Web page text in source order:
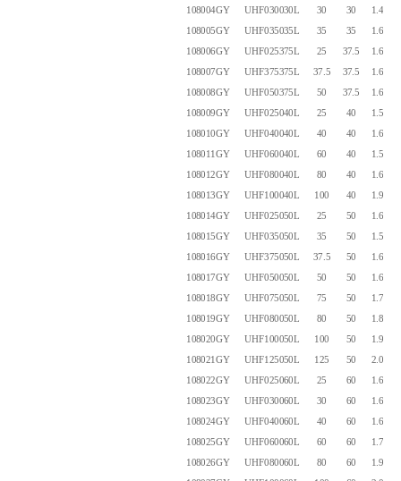
108004GY
UHF030030L 30 30
1.40
108005GY
UHF035035L 35 35
1.60
108006GY
UHF025375L 25 37.5
1.60
108007GY
UHF375375L 37.5 37.5
1.60
108008GY
UHF050375L 50 37.5
1.60
108009GY
UHF025040L 25 40
1.50
108010GY
UHF040040L 40 40
1.60
108011GY
UHF060040L 60 40
1.50
108012GY
UHF080040L 80 40
1.60
108013GY
UHF100040L 100 40
1.90
108014GY
UHF025050L 25 50
1.60
108015GY
UHF035050L 35 50
1.50
108016GY
UHF375050L 37.5 50
1.60
108017GY
UHF050050L 50 50
1.60
108018GY
UHF075050L 75 50
1.70
108019GY
UHF080050L 80 50
1.80
108020GY
UHF100050L 100 50
1.90
108021GY
UHF125050L 125 50
2.00
108022GY
UHF025060L 25 60
1.60
108023GY
UHF030060L 30 60
1.65
108024GY
UHF040060L 40 60
1.60
108025GY
UHF060060L 60 60
1.70
108026GY
UHF080060L 80 60
1.90